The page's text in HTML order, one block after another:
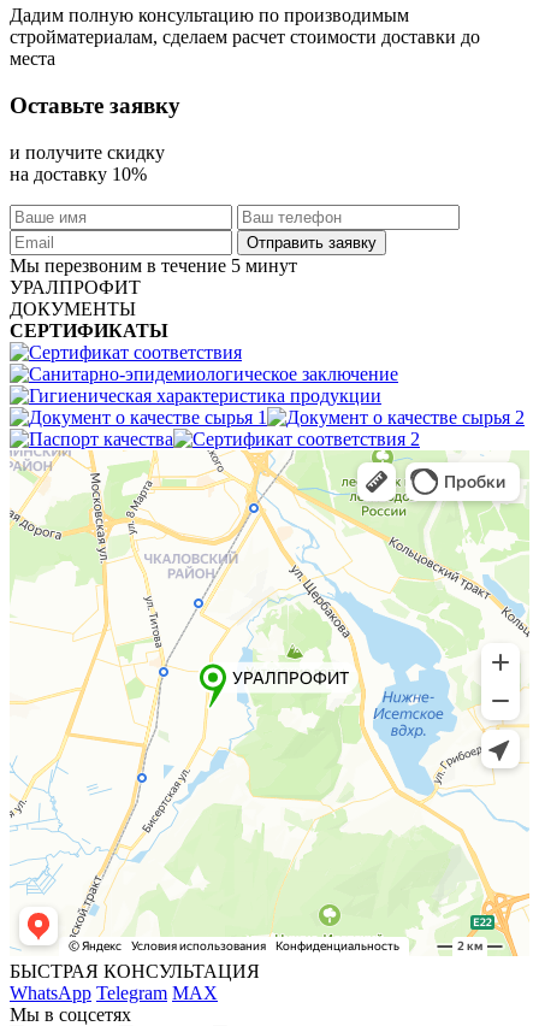
Дадим полную консультацию по производимым
стройматериалам, сделаем расчет стоимости доставки до
места
Оставьте заявку
и получите скидку
на доставку 10%
Мы перезвоним в течение 5 минут
УРАЛПРОФИТ
ДОКУМЕНТЫ
СЕРТИФИКАТЫ
БЫСТРАЯ КОНСУЛЬТАЦИЯ
WhatsApp Telegram MAX
Мы в соцсетях